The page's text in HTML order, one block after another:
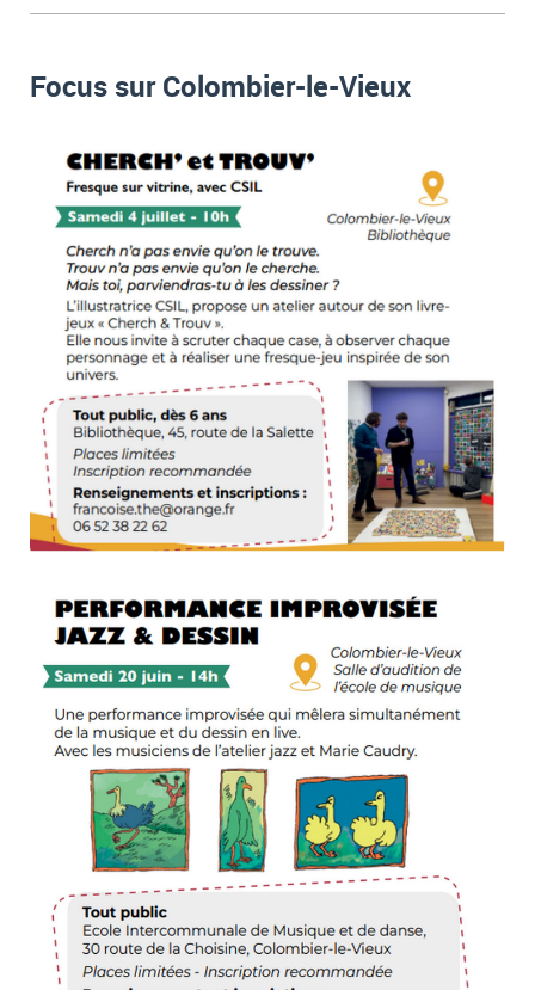
Focus sur Colombier-le-Vieux